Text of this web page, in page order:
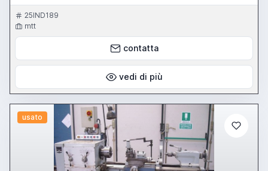
25IND189
mtt
contatta
vedi di più
usato